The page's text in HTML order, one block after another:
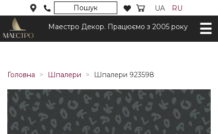
Пошук UA RU
Маестро Декор. Працюємо з 2005 року
Головна Шпалери Шпалери 923598